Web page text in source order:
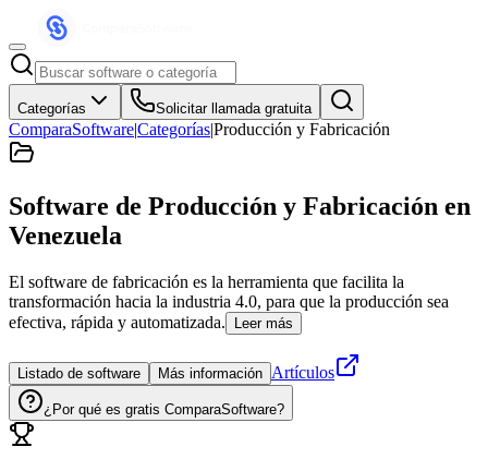
Categorías Solicitar llamada gratuita
ComparaSoftware|Categorías|Producción y Fabricación
Software de Producción y Fabricación en
Venezuela
El software de fabricación es la herramienta que facilita la
transformación hacia la industria 4.0, para que la producción sea
efectiva, rápida y automatizada.
Leer más
Listado de software Más información Artículos
¿Por qué es gratis ComparaSoftware?